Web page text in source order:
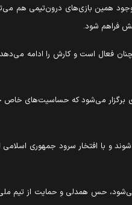
موجود همین بازی‌های درون‌تیمی هم
فراهم شود.
فعال است و کارش را ادامه
برگزار می‌شود که حساسیت‌های خاص
و با افتخار سرود جمهوری اسلامی
می‌شود، حس همدلی و حمایت از تیم